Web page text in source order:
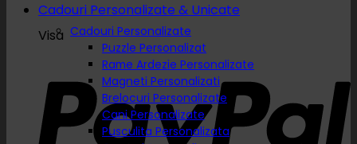
Visa
Cadouri Personalizate & Unicate
Cadouri Personalizate
Puzzle Personalizat
Rame Ardezie Personalizate
Magneti Personalizati
Brelocuri Personalizate
Cani Personalizate
Pusculita Personalizata